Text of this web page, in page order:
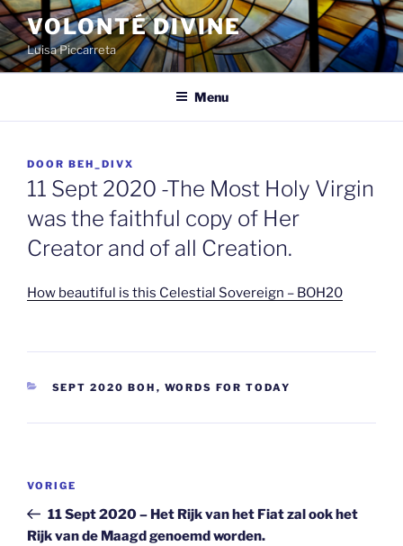
Spring
naar
de
inhoud
VOLONTÉ DIVINE
Luisa Piccarreta
Menu
GEPLAATST
OP
DOOR BEH_DIVX
11 Sept 2020 -The Most Holy Virgin
was the faithful copy of Her
Creator and of all Creation.
How beautiful is this Celestial Sovereign – BOH20
CATEGORIEËN
SEPT 2020 BOH , WORDS FOR TODAY
Vorig
bericht
VORIGE
11 Sept 2020 – Het Rijk van het Fiat zal ook het
Rijk van de Maagd genoemd worden.